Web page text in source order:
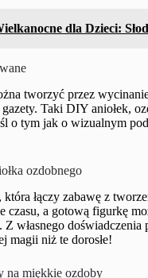
dla Dzieci:
tworzyć przez
Taki DIY aniołek,
o tym jak o wizualnym
ozdobnego
łączy zabawę z
czasu, a gotową figurkę
własnego
magii niż te dorosłe!
na miękkie ozdoby